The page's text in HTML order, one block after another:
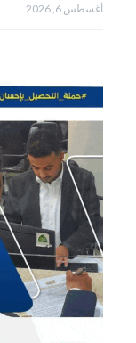
أغسطس 6, 2026